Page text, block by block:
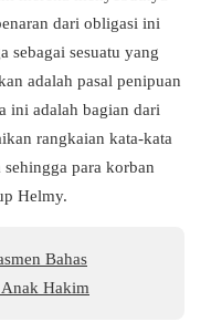
dari obligasi ini
sebagai sesuatu yang
adalah pasal penipuan
ini adalah bagian dari
rangkaian kata-kata
para korban
Helmy.
Bahas
Hakim